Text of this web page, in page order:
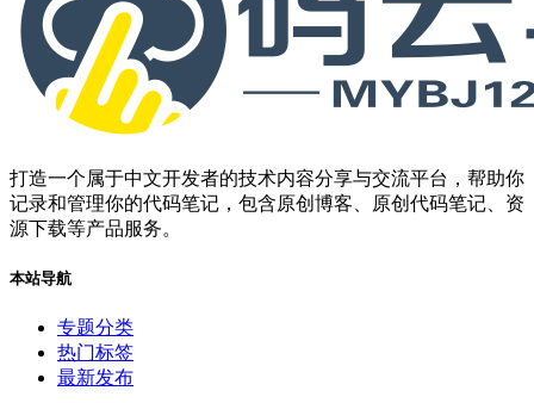
打造一个属于中文开发者的技术内容分享与交流平台，帮助你
记录和管理你的代码笔记，包含原创博客、原创代码笔记、资
源下载等产品服务。
本站导航
专题分类
热门标签
最新发布